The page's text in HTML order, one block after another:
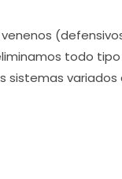
todo
sistemas